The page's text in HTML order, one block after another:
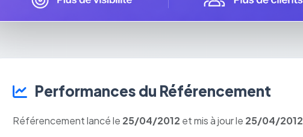
Performances du Référencement
Référencement lancé le 25/04/2012 et mis à jour le 25/04/2012